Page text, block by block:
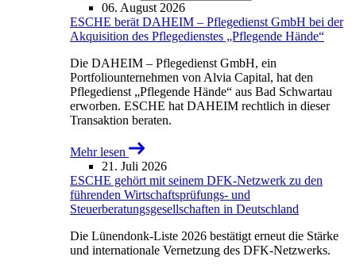
06. August 2026
ESCHE berät DAHEIM – Pflegedienst GmbH bei der
Akquisition des Pflegedienstes „Pflegende Hände“
Die DAHEIM – Pflegedienst GmbH, ein
Portfoliounternehmen von Alvia Capital, hat den
Pflegedienst „Pflegende Hände“ aus Bad Schwartau
erworben. ESCHE hat DAHEIM rechtlich in dieser
Transaktion beraten.
Mehr lesen
21. Juli 2026
ESCHE gehört mit seinem DFK-Netzwerk zu den
führenden Wirtschaftsprüfungs- und
Steuerberatungsgesellschaften in Deutschland
Die Lünendonk-Liste 2026 bestätigt erneut die Stärke
und internationale Vernetzung des DFK-Netzwerks.